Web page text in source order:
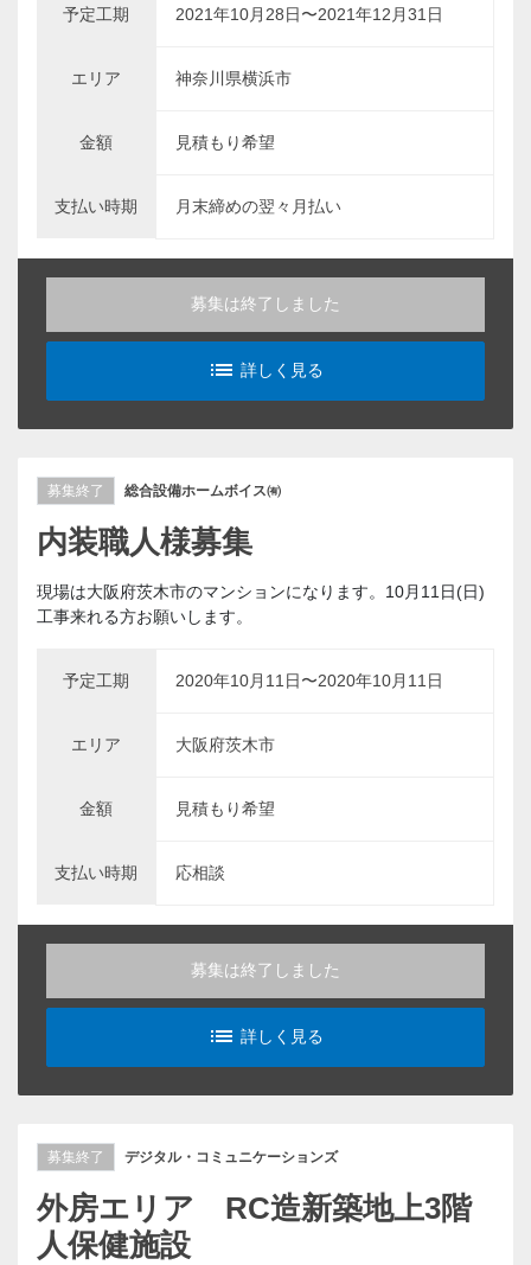
予定工期 2021年10月28日〜2021年12月31日
エリア 神奈川県横浜市
金額 見積もり希望
支払い時期 月末締めの翌々月払い
募集は終了しました
list_alt
詳しく見る
募集終了 総合設備ホームボイス㈲
内装職人様募集
現場は大阪府茨木市のマンションになります。10月11日(日)
工事来れる方お願いします。
予定工期 2020年10月11日〜2020年10月11日
エリア 大阪府茨木市
金額 見積もり希望
支払い時期 応相談
募集は終了しました
list_alt
詳しく見る
募集終了 デジタル・コミュニケーションズ
外房エリア RC造新築地上3階
人保健施設